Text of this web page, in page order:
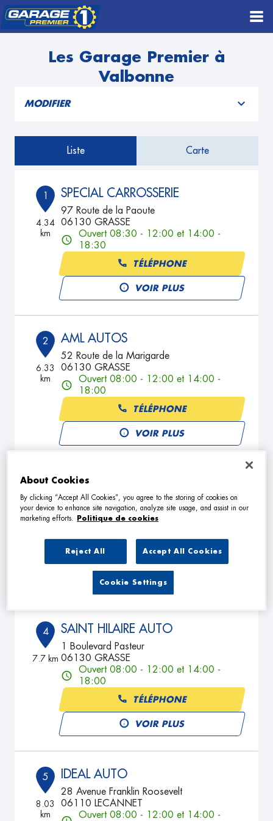
Les Garage Premier à
Valbonne
MODIFIER
Liste Carte
1
4.34
km
SPECIAL CARROSSERIE
97 Route de la Paoute
06130 GRASSE
Ouvert 08:30 - 12:00 et 14:00 -
18:30
TÉLÉPHONE
VOIR PLUS
2
6.33
km
AML AUTOS
52 Route de la Marigarde
06130 GRASSE
Ouvert 08:00 - 12:00 et 14:00 -
18:00
TÉLÉPHONE
VOIR PLUS
3
6.78
km
ALAIN GARAGE
249 Route de Pegomas
06130 GRASSE
Ouvert 08:00 - 12:00 et 14:00 -
TÉLÉPHONE
VOIR PLUS
4
7.7 km
SAINT HILAIRE AUTO
1 Boulevard Pasteur
06130 GRASSE
Ouvert 08:00 - 12:00 et 14:00 -
18:00
TÉLÉPHONE
VOIR PLUS
5
8.03
km
IDEAL AUTO
28 Avenue Franklin Roosevelt
06110 LECANNET
Ouvert 08:00 - 12:00 et 14:00 -
About Cookies
By clicking “Accept All Cookies”, you agree to the storing of cookies on
your device to enhance site navigation, analyze site usage, and assist in our
marketing efforts.
Politique de cookies
Reject All Accept All Cookies
Cookie Settings